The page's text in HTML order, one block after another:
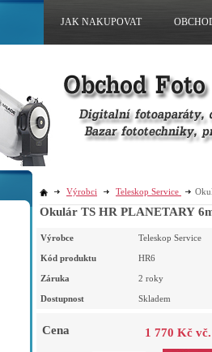
Výrobci Teleskop Service
Okulár TS HR PLANETARY
Výrobce Teleskop Service
Kód produktu HR6
Záruka 2 roky
Dostupnost Skladem
Cena 1 770 Kč
JAK NAKUPOVAT